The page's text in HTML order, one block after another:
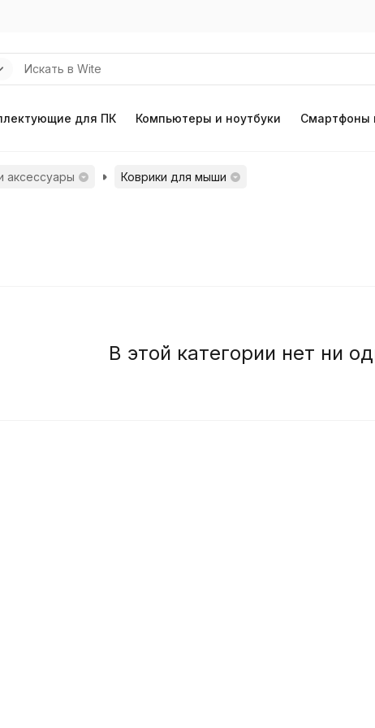
для ПК Компьютеры и ноутбуки Смартфоны
аксессуары Коврики для мыши
В этой категории нет ни